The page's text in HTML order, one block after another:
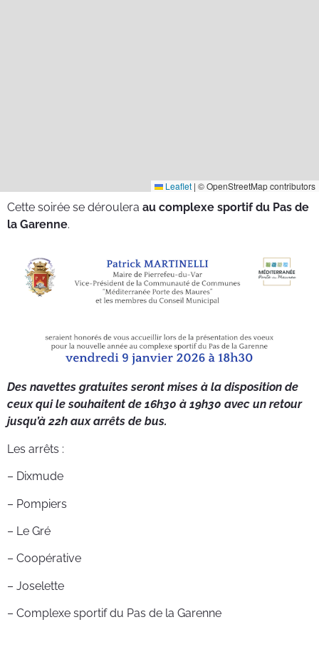
Leaflet | © OpenStreetMap contributors
Cette soirée se déroulera au complexe sportif du Pas de
la Garenne.
Des navettes gratuites seront mises à la disposition de
ceux qui le souhaitent de 16h30 à 19h30 avec un retour
jusqu’à 22h aux arrêts de bus.
Les arrêts :
– Dixmude
– Pompiers
– Le Gré
– Coopérative
– Joselette
– Complexe sportif du Pas de la Garenne